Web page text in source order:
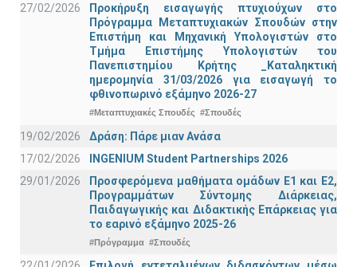
27/02/2026
Προκήρυξη εισαγωγής πτυχιούχων στo
Πρόγραμμα Μεταπτυχιακών Σπουδών στην
Επιστήμη και Μηχανική Υπολογιστών στο
Τμήμα Eπιστήμης Υπολογιστών του
Πανεπιστημίου Κρήτης _Καταληκτική
ημερομηνία 31/03/2026 για εισαγωγή το
φθινοπωρινό εξάμηνο 2026-27
#Μεταπτυχιακές Σπουδές #Σπουδές
19/02/2026
Δράση: Πάρε μιαν Ανάσα
17/02/2026
INGENIUM Student Partnerships 2026
29/01/2026
Προσφερόμενα μαθήματα ομάδων Ε1 και Ε2,
Προγραμμάτων Σύντομης Διάρκειας,
Παιδαγωγικής και Διδακτικής Επάρκειας για
το εαρινό εξάμηνο 2025-26
#Πρόγραμμα #Σπουδές